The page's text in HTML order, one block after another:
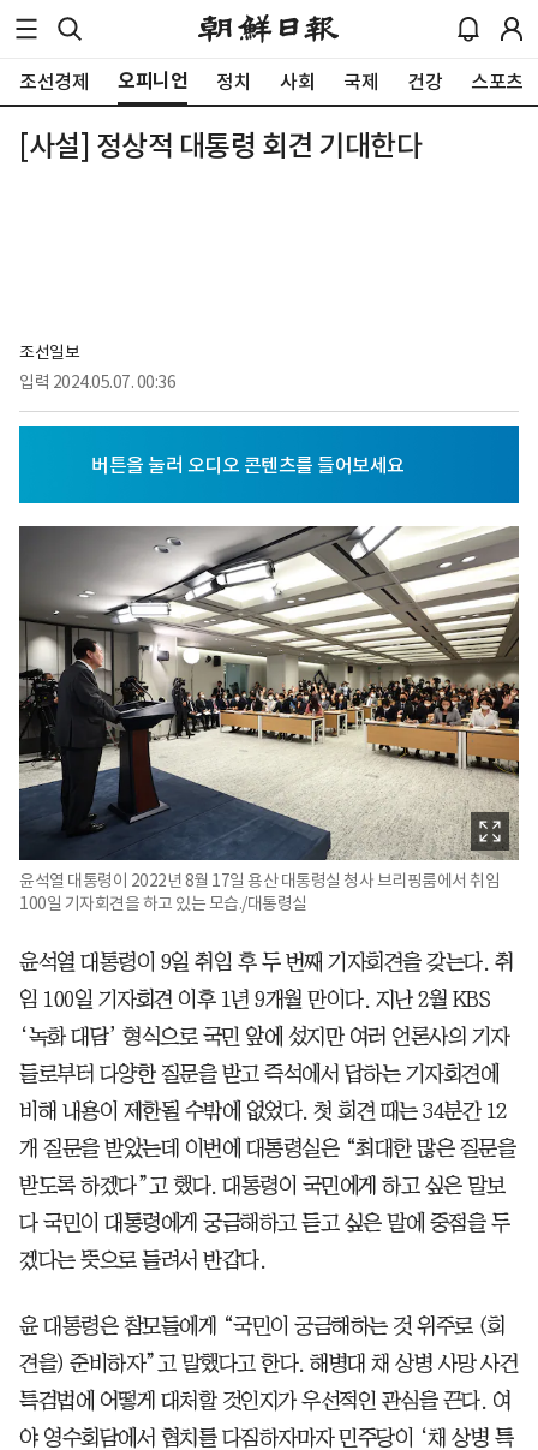
조선경제 오피니언 정치 사회 국제 건강 스포츠
[사설] 정상적 대통령 회견 기대한다
조선일보
입력 2024.05.07. 00:36
윤석열 대통령이 2022년 8월 17일 용산 대통령실 청사 브리핑룸에서 취임
100일 기자회견을 하고 있는 모습./대통령실
윤석열 대통령이 9일 취임 후 두 번째 기자회견을 갖는다. 취
임 100일 기자회견 이후 1년 9개월 만이다. 지난 2월 KBS
‘녹화 대담’ 형식으로 국민 앞에 섰지만 여러 언론사의 기자
들로부터 다양한 질문을 받고 즉석에서 답하는 기자회견에
비해 내용이 제한될 수밖에 없었다. 첫 회견 때는 34분간 12
개 질문을 받았는데 이번에 대통령실은 “최대한 많은 질문을
받도록 하겠다”고 했다. 대통령이 국민에게 하고 싶은 말보
다 국민이 대통령에게 궁금해하고 듣고 싶은 말에 중점을 두
겠다는 뜻으로 들려서 반갑다.
윤 대통령은 참모들에게 “국민이 궁금해하는 것 위주로 (회
견을) 준비하자”고 말했다고 한다. 해병대 채 상병 사망 사건
특검법에 어떻게 대처할 것인지가 우선적인 관심을 끈다. 여
야 영수회담에서 협치를 다짐하자마자 민주당이 ‘채 상병 특